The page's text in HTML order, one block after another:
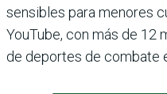
sensibles para menores
YouTube, con más de 12
de deportes de combate